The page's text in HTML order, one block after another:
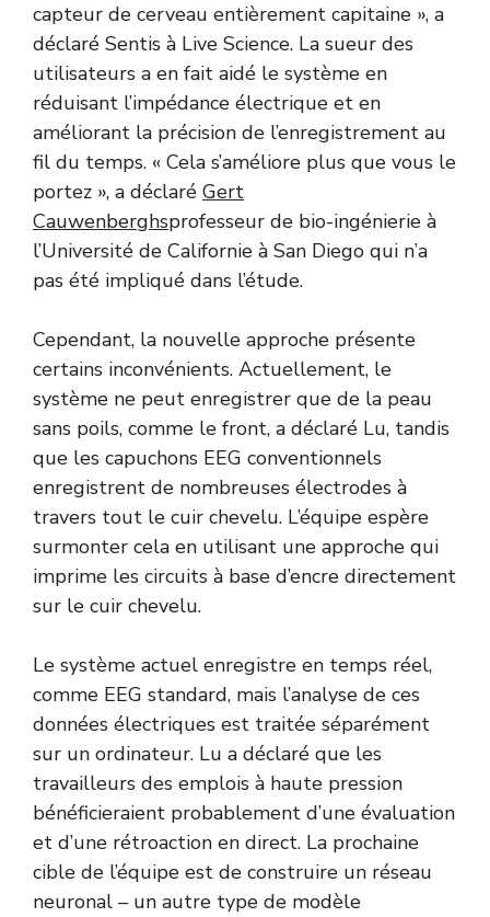
capteur de cerveau entièrement capitaine », a
déclaré Sentis à Live Science. La sueur des
utilisateurs a en fait aidé le système en
réduisant l’impédance électrique et en
améliorant la précision de l’enregistrement au
fil du temps. « Cela s’améliore plus que vous le
portez », a déclaré Gert
Cauwenberghsprofesseur de bio-ingénierie à
l’Université de Californie à San Diego qui n’a
pas été impliqué dans l’étude.
Cependant, la nouvelle approche présente
certains inconvénients. Actuellement, le
système ne peut enregistrer que de la peau
sans poils, comme le front, a déclaré Lu, tandis
que les capuchons EEG conventionnels
enregistrent de nombreuses électrodes à
travers tout le cuir chevelu. L’équipe espère
surmonter cela en utilisant une approche qui
imprime les circuits à base d’encre directement
sur le cuir chevelu.
Le système actuel enregistre en temps réel,
comme EEG standard, mais l’analyse de ces
données électriques est traitée séparément
sur un ordinateur. Lu a déclaré que les
travailleurs des emplois à haute pression
bénéficieraient probablement d’une évaluation
et d’une rétroaction en direct. La prochaine
cible de l’équipe est de construire un réseau
neuronal – un autre type de modèle